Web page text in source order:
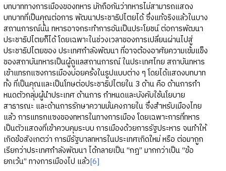
บทบาททางการเมืองของทหาร มักถือกันว่าทหารไม่สามารถแสดง
บทบาทที่เป็นคุณต่อการ พัฒนาประชาธิปไตยได้ ซึ่งแท้จริงแล้วในบาง
สถานการณ์นั้น ทหารอาจกระทําการอันเป็นประโยชน์ ต่อการพัฒนา
ประชาธิปไตยก็ได้ โดยเฉพาะในช่วงเวลาของการเปลี่ยนผ่านไปสู่
ประชาธิปไตยของ ประเทศกําลังพัฒนา ที่อาจต้องอาศัยความเข้มแข็ง
ของสถาบันทหารเป็นผู้ดูแลสถานการณ์ ในประเทศไทย สถาบันทหาร
เข้าแทรกแซงการเมืองบ่อยครั้งในรูปแบบต่าง ๆ โดยได้แสดงบทบาท
ทั้ง ที่เป็นคุณและเป็นโทษต่อประชาธิปไตยใน 3 ด้าน คือ ด้านการกํา
หนดตัวกลุ่มผู้นําประเทศ ด้านการ กําหนดและบังคับใช้นโยบาย
สาธารณะ และด้านการรักษาความมั่นคงภายใน ซึ่งสําหรับเมืองไทย
แล้ว การแทรกแซงของทหารในทางการเมือง โดยเฉพาะการที่ทหาร
เป็นตัวแสดงที่เข้าควบคุมระบบ การเมืองด้วยการรัฐประหาร จนทําให้
เกิดข้อสังเกตว่า การมีรัฐบาลทหารในประเทศเกิดใหม่ หรือ ต่อมาถูก
เรียกว่าประเทศกําลังพัฒนา ได้กลายเป็น “กฎ” มากกว่าเป็น “ข้อ
ยกเว้น” ทางการเมืองไป แล้ว[6]